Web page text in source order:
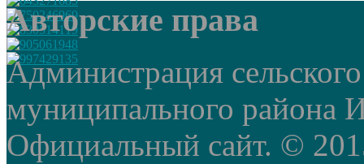
Авторские права
Администрация
муниципального района
Официальный сайт. ©